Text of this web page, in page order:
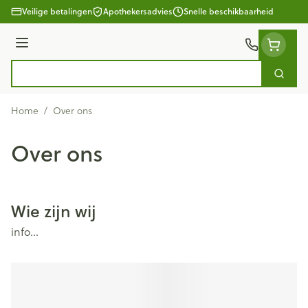
Ga naar de inhoud
Veilige betalingen Apothekersadvies Snelle beschikbaarheid
Menu
Zoek
Home / Over ons
Over ons
Wie zijn wij
info...